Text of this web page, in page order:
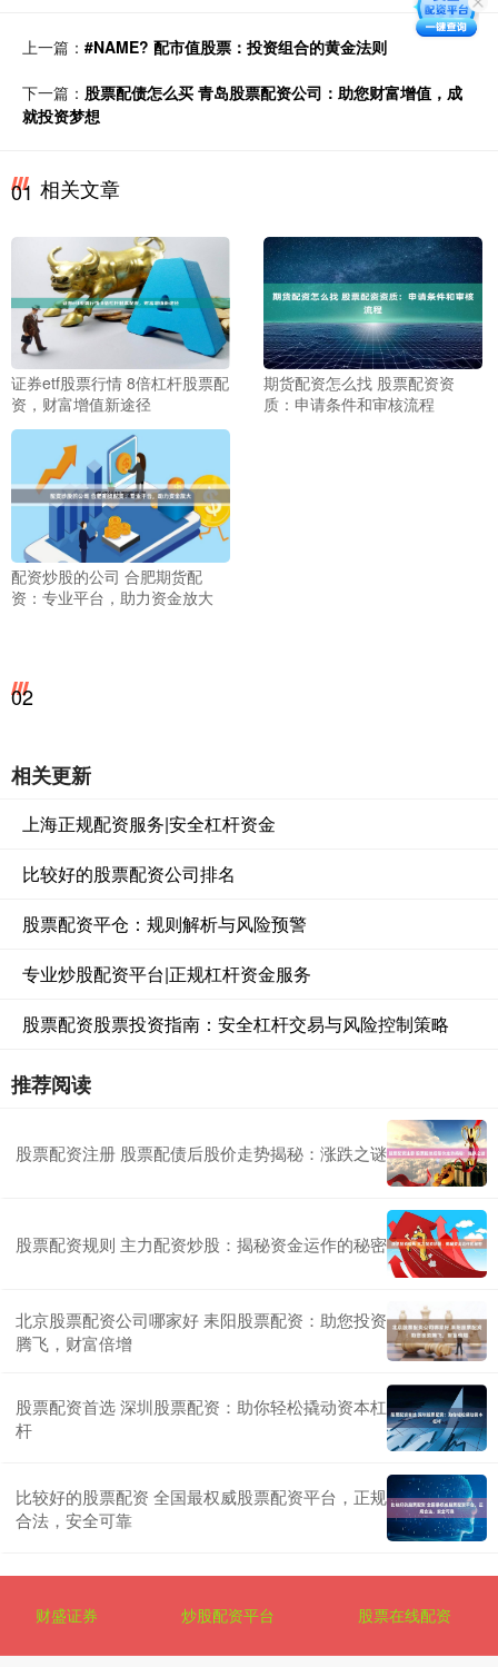
上一篇： #NAME? 配市值股票：投资组合的黄金法则
下一篇： 股票配债怎么买 青岛股票配资公司：助您财富增值，成
就投资梦想
01 相关文章
证券etf股票行情 8倍杠杆股票配
资，财富增值新途径
期货配资怎么找 股票配资资
质：申请条件和审核流程
配资炒股的公司 合肥期货配
资：专业平台，助力资金放大
02
相关更新
上海正规配资服务|安全杠杆资金
比较好的股票配资公司排名
股票配资平仓：规则解析与风险预警
专业炒股配资平台|正规杠杆资金服务
股票配资股票投资指南：安全杠杆交易与风险控制策略
推荐阅读
股票配资注册 股票配债后股价走势揭秘：涨跌之谜
股票配资规则 主力配资炒股：揭秘资金运作的秘密
北京股票配资公司哪家好 耒阳股票配资：助您投资
腾飞，财富倍增
股票配资首选 深圳股票配资：助你轻松撬动资本杠
杆
比较好的股票配资 全国最权威股票配资平台，正规
合法，安全可靠
财盛证券 炒股配资平台 股票在线配资